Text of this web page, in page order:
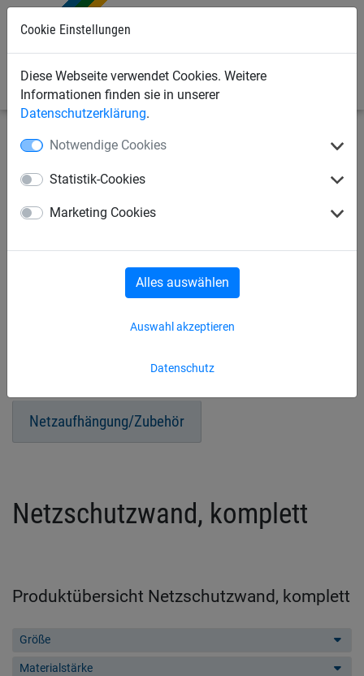
Cookie Einstellungen
Diese Webseite verwendet Cookies. Weitere
Informationen finden sie in unserer
Datenschutzerklärung.
Notwendige Cookies
Statistik-Cookies
Marketing Cookies
Datenschutz
Auswahl akzeptieren
Alles auswählen
Bauschutznetze Seitenschutznetze
Netzschutzwand,
Seitenschutznetze
Netzschutzwand, komplett
Gewirke für Staubschutz
Planen für Staubschutz
Netzaufhängung/Zubehör
Netzschutzwand, komplett
Produktübersicht Netzschutzwand, komplett
Größe
Materialstärke